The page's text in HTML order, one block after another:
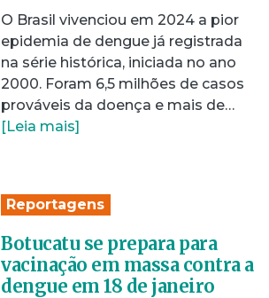
O Brasil vivenciou em 2024 a pior
epidemia de dengue já registrada
na série histórica, iniciada no ano
2000. Foram 6,5 milhões de casos
prováveis da doença e mais de…
[Leia mais]
Reportagens
Botucatu se prepara para
vacinação em massa contra a
dengue em 18 de janeiro